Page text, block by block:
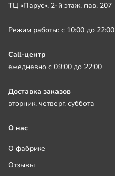
ТЦ «Парус», 2-й этаж, пав. 207
Режим работы: с 10:00 до 22:00
Call-центр
ежедневно с 09:00 до 22:00
Доставка заказов
вторник, четверг, суббота
О нас
О фабрике
Отзывы